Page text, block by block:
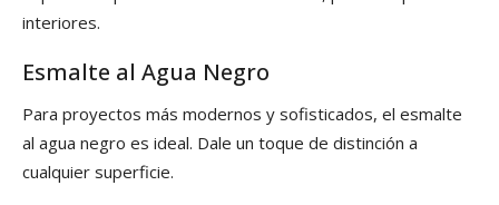
interiores.
Esmalte al Agua Negro
Para proyectos más modernos y sofisticados, el esmalte
al agua negro es ideal. Dale un toque de distinción a
cualquier superficie.